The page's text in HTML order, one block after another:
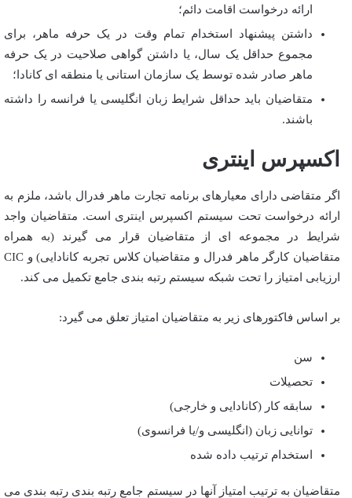
ارائه درخواست اقامت دائم؛
داشتن پیشنهاد استخدام تمام وقت در یک حرفه ماهر، برای
مجموع حداقل یک سال، یا داشتن گواهی صلاحیت در یک حرفه
ماهر صادر شده توسط یک سازمان استانی یا منطقه ای کانادا؛
متقاضیان باید حداقل شرایط زبان انگلیسی یا فرانسه را داشته
باشند.
اکسپرس اینتری
اگر متقاضی دارای معیارهای برنامه تجارت ماهر فدرال باشد، ملزم به
ارائه درخواست تحت سیستم اکسپرس اینتری است. متقاضیان واجد
شرایط در مجموعه ای از متقاضیان قرار می گیرند (به همراه
متقاضیان کارگر ماهر فدرال و متقاضیان کلاس تجربه کانادایی) و CIC
ارزیابی امتیاز را تحت شبکه سیستم رتبه بندی جامع تکمیل می کند.
بر اساس فاکتورهای زیر به متقاضیان امتیاز تعلق می گیرد:
سن
تحصیلات
سابقه کار (کانادایی و خارجی)
توانایی زبان (انگلیسی و/یا فرانسوی)
استخدام ترتیب داده شده
متقاضیان به ترتیب امتیاز آنها در سیستم جامع رتبه بندی رتبه بندی می